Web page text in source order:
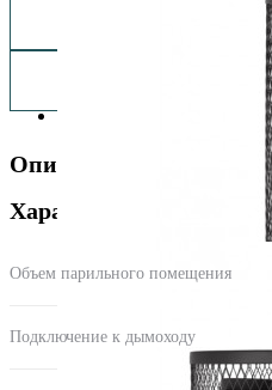
Заказать
Описание
Характеристики
Объем парильного помещения
Подключение к дымоходу